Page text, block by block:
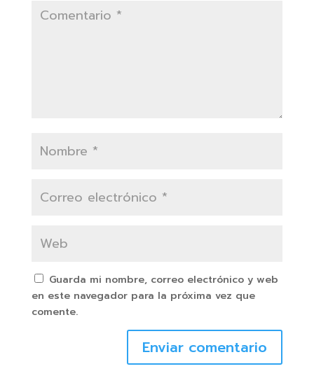
Guarda mi nombre, correo electrónico y web
en este navegador para la próxima vez que
comente.
Enviar comentario